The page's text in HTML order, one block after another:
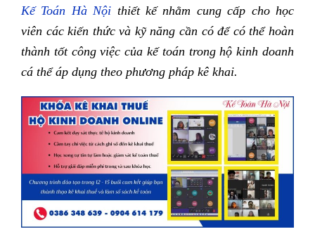
Kế Toán Hà Nội thiết kế nhằm cung cấp cho học
viên các kiến thức và kỹ năng cần có để có thể hoàn
thành tốt công việc của kế toán trong hộ kinh doanh
cá thể áp dụng theo phương pháp kê khai.